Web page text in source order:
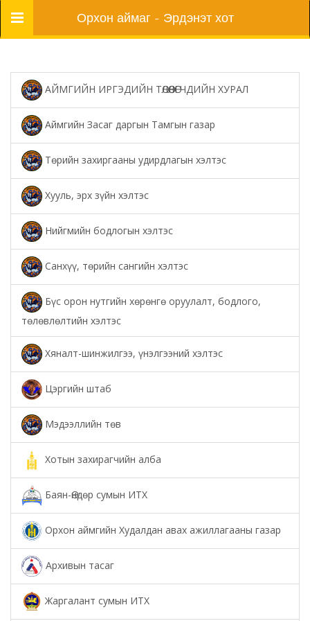
Цэс Орхон аймаг - Эрдэнэт хот
АЙМГИЙН ИРГЭДИЙН ТӨЛӨӨЛӨГЧДИЙН ХУРАЛ
Аймгийн Засаг даргын Тамгын газар
Төрийн захиргааны удирдлагын хэлтэс
Хууль, эрх зүйн хэлтэс
Нийгмийн бодлогын хэлтэс
Санхүү, төрийн сангийн хэлтэс
Бүс орон нутгийн хөрөнгө оруулалт, бодлого,
төлөвлөлтийн хэлтэс
Хяналт-шинжилгээ, үнэлгээний хэлтэс
Цэргийн штаб
Мэдээллийн төв
Хотын захирагчийн алба
Баян-Өндөр сумын ИТХ
Орхон аймгийн Худалдан авах ажиллагааны газар
Архивын тасаг
Жаргалант сумын ИТХ